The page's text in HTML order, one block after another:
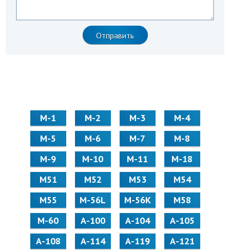
М-1 М-2 М-3
М-4
М-5
М-6 М-7
М-8
М-9
М-10 М-11
М-18
М51
М52 М53
М54
М55
M-56L M-56K
М58
M-60
А-100 А-104
А-105
А-108
А-114 А-119
А-121